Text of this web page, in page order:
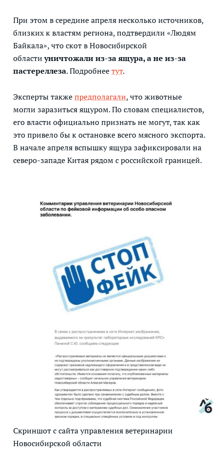
При этом в середине апреля несколько источников,
близких к властям региона, подтвердили «Людям
Байкала», что скот в Новосибирской
областиуничтожали из-за ящура, а не из-за
пастереллеза. Подробнеетут.
Эксперты такжепредполагали, что животные
могли заразиться ящуром. По словам специалистов,
его власти официально признать не могут, так как
это привело бы к остановке всего мясного экспорта.
В начале апреля вспышку ящура зафиксировали на
северо-западе Китая рядом с российской границей.
Скриншот с сайта управления ветеринарии
Новосибирской области